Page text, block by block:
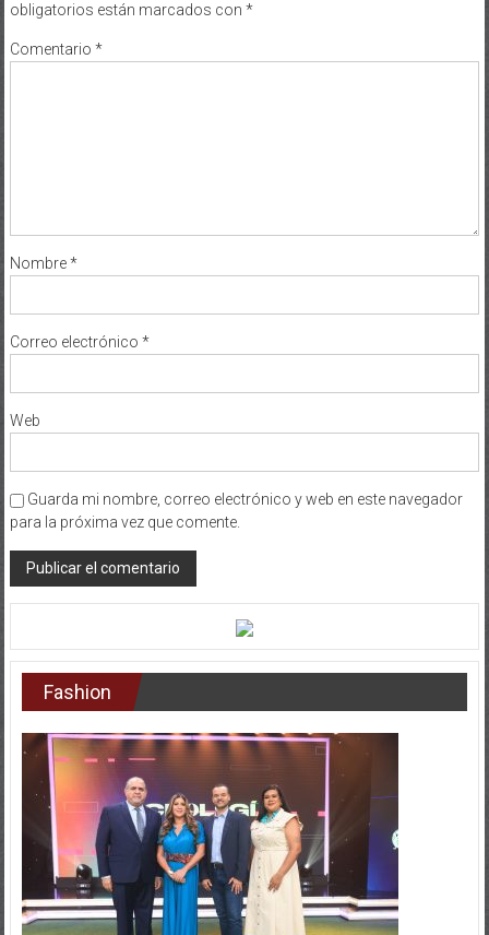
obligatorios están marcados con *
Comentario *
Nombre*
Correo electrónico *
Web
Guarda mi nombre, correo electrónico y web en este navegador
para la próxima vez que comente.
Fashion